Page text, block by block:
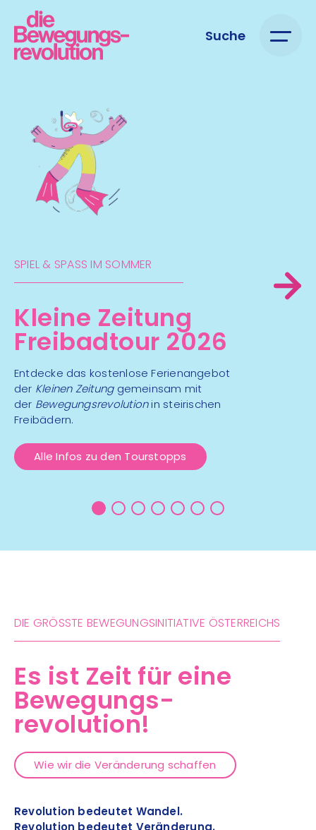
Suche
SPIEL & SPASS IM SOMMER
Kleine Zeitung
Freibadtour 2026
Entdecke das kostenlose Ferienangebot
der Kleinen Zeitunggemeinsam mit
der Bewegungsrevolutionin steirischen
Freibädern.
Alle Infos zu den Tourstopps
DIE GRÖSSTE BEWEGUNGSINITIATIVE ÖSTERREICHS
Es ist Zeit für eine
Bewegungs-
revolution!
Wie wir die Veränderung schaffen
Revolution bedeutet Wandel.
Revolution bedeutet Veränderung.